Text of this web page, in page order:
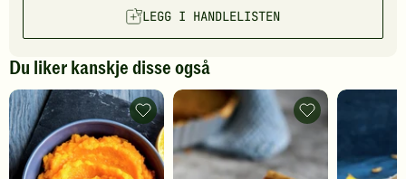
LEGG I HANDLELISTEN
Du liker kanskje disse også
Gresskarpuré
-
legg
til
favoritter
Gresskarpai
-
til
favoritter